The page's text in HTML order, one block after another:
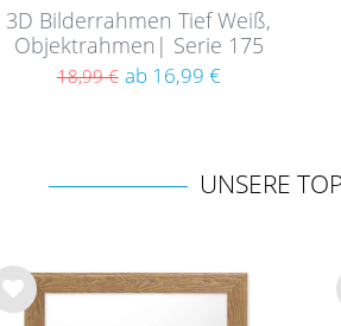
3D Bilderrahmen Tief Weiß,
Objektrahmen| Serie 175
18,99 € ab 16,99 €
UNSERE
Wu